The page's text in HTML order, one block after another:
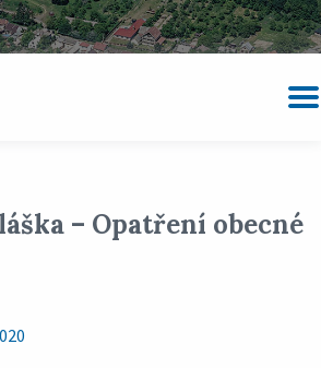
– Opatření obecné